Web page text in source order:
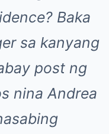
Baka
sa kanyang
post ng
nina Andrea